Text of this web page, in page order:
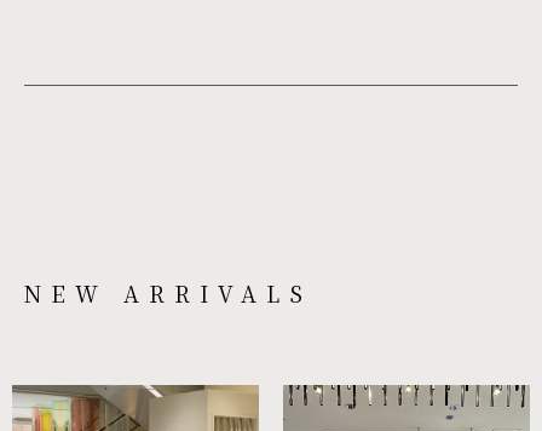
NEW ARRIVALS